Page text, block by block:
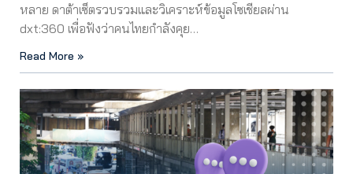
หลาย ดาต้าเซ็ตรวบรวมและวิเคราะห์ข้อมูลโซเชียลผ่าน
dxt:360 เพื่อฟังว่าคนไทยกำลังคุย…
Read More »